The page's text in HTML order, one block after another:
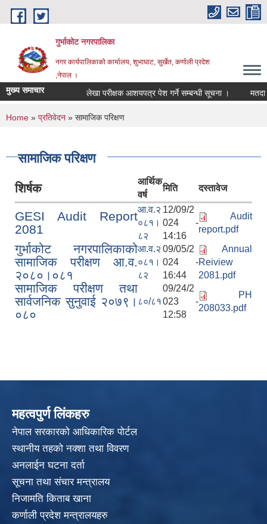
Skip to main content
गुर्भाकोट नगरपालिका
नगर कार्यपालिकाको कार्यालय, शुभाघाट, सुर्खेत, कर्णाली प्रदेश
,नेपाल ।
मुख्य समाचार लेखा परीक्षक आशयपत्र पेश गर्ने सम्बन्धी सूचना । मतदा
You are here
Home » प्रतिवेदन » सामाजिक परिक्षण
सामाजिक परिक्षण
शिर्षक
आर्थिक
वर्ष
मिति दस्तावेज
GESI Audit Report
2081
आ.व.२
०८१।
८२
12/09/2
024 -
14:16
Audit
report.pdf
गुर्भाकोट नगरपालिकाको
सामाजिक परीक्षण आ.व.
२०८०।०८१
आ.व.२
०८१।
८२
09/05/2
024 -
16:44
Annual
Reiview
2081.pdf
सामाजिक परीक्षण तथा
सार्वजनिक सुनुवाई २०७९।
०८०
८०/८१
09/24/2
023 -
12:58
PH
208033.pdf
महत्वपुर्ण लिंकहरु
नेपाल सरकारको आधिकारिक पोर्टल
स्थानीय तहको नक्शा तथा विवरण
अनलाईन घटना दर्ता
सूचना तथा संचार मन्त्रालय
निजामति किताब खाना
कर्णाली प्रदेश मन्त्रालयहरु